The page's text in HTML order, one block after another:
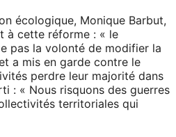
écologique, Monique Barbut,
à cette réforme : « le
pas la volonté de modifier la
a mis en garde contre le
perdre leur majorité dans
: « Nous risquons des guerres
territoriales qui